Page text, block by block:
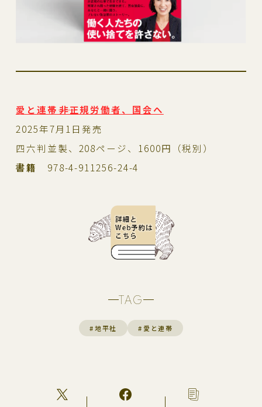
愛と連帯――非正規労働者、国会へ
2025年7月1日発売
四六判並製、208ページ、1600円（税別）
書籍
978-4-911256-24-4
TAG
# 地平社 # 愛と連帯